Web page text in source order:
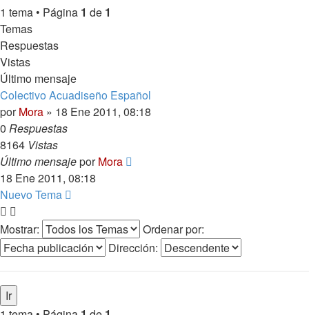
1 tema • Página 1 de 1
Temas
Respuestas
Vistas
Último mensaje
Colectivo Acuadiseño Español
porMora » 18 Ene 2011, 08:18
0 Respuestas
8164 Vistas
Último mensajeporMora
18 Ene 2011, 08:18
Nuevo Tema
Mostrar:
Ordenar por:
Dirección: